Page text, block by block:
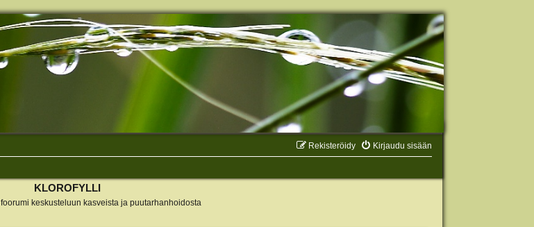
Kirjaudu sisään
Rekisteröidy
KLOROFYLLI
keskusteluun kasveista ja puutarhanhoidosta